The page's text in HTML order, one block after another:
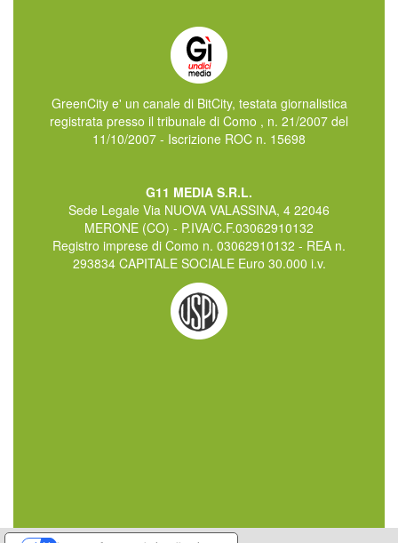
GreenCity e' un canale di BitCity, testata giornalistica
registrata presso il tribunale di Como , n. 21/2007 del
11/10/2007 - Iscrizione ROC n. 15698
G11 MEDIA S.R.L.
Sede Legale Via NUOVA VALASSINA, 4 22046
MERONE (CO) - P.IVA/C.F.03062910132
Registro imprese di Como n. 03062910132 - REA n.
293834 CAPITALE SOCIALE Euro 30.000 i.v.